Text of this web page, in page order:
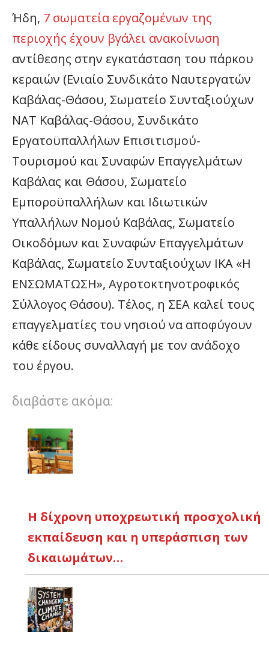
Ήδη, 7 σωματεία εργαζομένων της
περιοχής έχουν βγάλει ανακοίνωση
αντίθεσης στην εγκατάσταση του πάρκου
κεραιών (Ενιαίο Συνδικάτο Ναυτεργατών
Καβάλας-Θάσου, Σωματείο Συνταξιούχων
ΝΑΤ Καβάλας-Θάσου, Συνδικάτο
Εργατοϋπαλλήλων Επισιτισμού-
Τουρισμού και Συναφών Επαγγελμάτων
Καβάλας και Θάσου, Σωματείο
Εμποροϋπαλλήλων και Ιδιωτικών
Υπαλλήλων Νομού Καβάλας, Σωματείο
Οικοδόμων και Συναφών Επαγγελμάτων
Καβάλας, Σωματείο Συνταξιούχων ΙΚΑ «Η
ΕΝΣΩΜΑΤΩΣΗ», Αγροτοκτηνοτροφικός
Σύλλογος Θάσου). Τέλος, η ΣΕΑ καλεί τους
επαγγελματίες του νησιού να αποφύγουν
κάθε είδους συναλλαγή με τον ανάδοχο
του έργου.
διαβάστε ακόμα:
Η δίχρονη υποχρεωτική προσχολική
εκπαίδευση και η υπεράσπιση των
δικαιωμάτων…